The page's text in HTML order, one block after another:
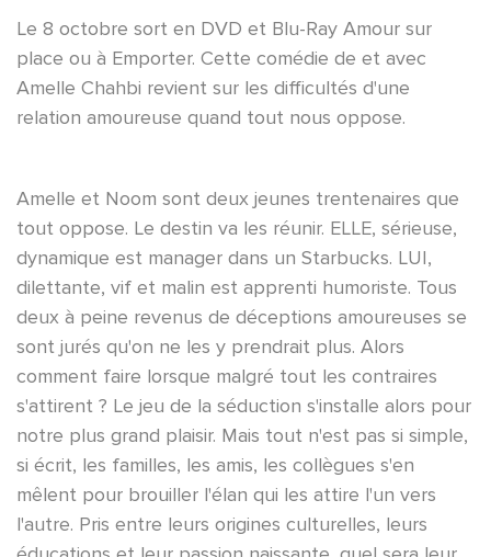
Le 8 octobre sort en DVD et Blu-Ray Amour sur
place ou à Emporter. Cette comédie de et avec
Amelle Chahbi revient sur les difficultés d'une
relation amoureuse quand tout nous oppose.
Amelle et Noom sont deux jeunes trentenaires que
tout oppose. Le destin va les réunir. ELLE, sérieuse,
dynamique est manager dans un Starbucks. LUI,
dilettante, vif et malin est apprenti humoriste. Tous
deux à peine revenus de déceptions amoureuses se
sont jurés qu'on ne les y prendrait plus. Alors
comment faire lorsque malgré tout les contraires
s'attirent ? Le jeu de la séduction s'installe alors pour
notre plus grand plaisir. Mais tout n'est pas si simple,
si écrit, les familles, les amis, les collègues s'en
mêlent pour brouiller l'élan qui les attire l'un vers
l'autre. Pris entre leurs origines culturelles, leurs